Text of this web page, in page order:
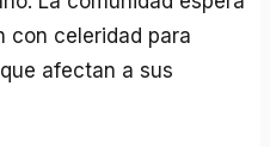
con celeridad para
afectan a sus